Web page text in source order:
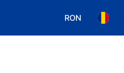
RON
Alegeţi